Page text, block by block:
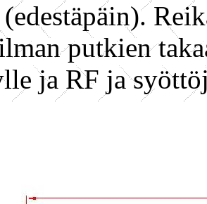
putkien
ja RF ja